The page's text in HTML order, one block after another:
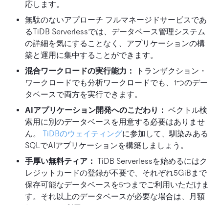
応します。
無駄のないアプローチ フルマネージドサービスであ
るTiDB Serverlessでは、データベース管理システム
の詳細を気にすることなく、アプリケーションの構
築と運用に集中することができます。
混合ワークロードの実行能力：
トランザクション・
ワークロードでも分析ワークロードでも、1つのデー
タベースで両方を実行できます。
AIアプリケーション開発へのこだわり： ベクトル検
索用に別のデータベースを用意する必要はありませ
ん。 TiDBのウェイティングに参加して、馴染みある
SQLでAIアプリケーションを構築しましょう。
手厚い無料ティア： TiDB Serverlessを始めるにはク
レジットカードの登録が不要で、それぞれ5GiBまで
保存可能なデータベースを5つまでご利用いただけま
す。それ以上のデータベースが必要な場合は、月額